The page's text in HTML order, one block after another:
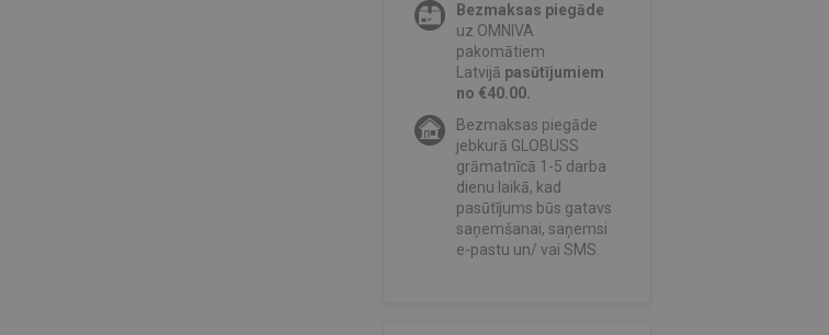
Bezmaksas piegāde
uz OMNIVA
pakomātiem
Latvijā pasūtījumiem
no €40.00.
Bezmaksas piegāde
jebkurā GLOBUSS
grāmatnīcā 1-5 darba
dienu laikā, kad
pasūtījums būs gatavs
saņemšanai, saņemsi
e-pastu un/ vai SMS.